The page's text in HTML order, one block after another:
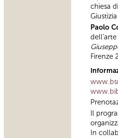
chiesa
Paolo
Firenze
Il
In